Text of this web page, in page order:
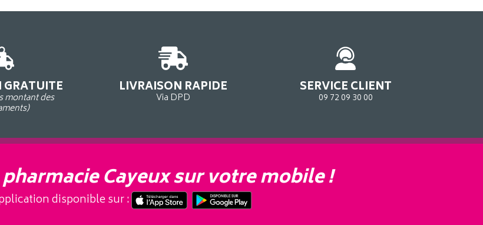
montant des
LIVRAISON RAPIDE
Via DPD
SERVICE CLIENT
09 72 09 30 00
Cayeux sur votre mobile !
disponible sur :